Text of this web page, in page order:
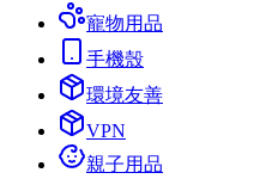
寵物用品
手機殼
環境友善
VPN
親子用品